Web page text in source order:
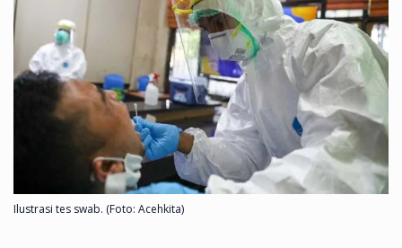
Ilustrasi tes swab. (Foto: Acehkita)